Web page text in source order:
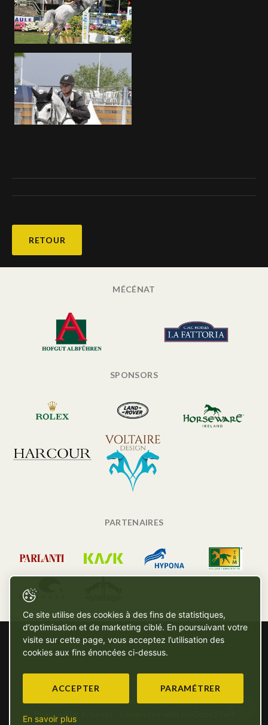
RETOUR
MÉCÉNAT
SPONSORS
PARTENAIRES
Copyright © SG - 2026 - Tous droits réservés
Powered by Artionet
Ce site utilise des cookies à des fins de statistiques,
d’optimisation et de marketing ciblé. En poursuivant votre
visite sur cette page, vous acceptez l’utilisation des
cookies aux fins énoncées ci-dessus.
ACCEPTER PARAMÉTRER
En savoir plus